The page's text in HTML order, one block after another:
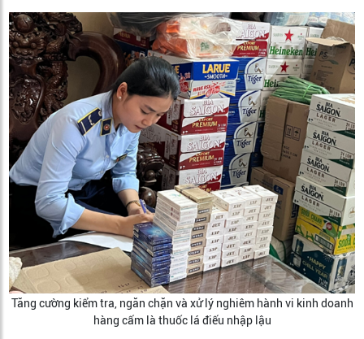
Tăng cường kiểm tra, ngăn chặn và xử lý nghiêm hành vi kinh doanh
hàng cấm là thuốc lá điếu nhập lậu